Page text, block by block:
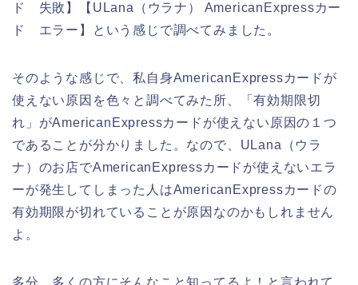
ド 失敗】【ULana（ウラナ） AmericanExpressカー
ド エラー】という感じで調べてみました。
そのような感じで、私自身AmericanExpressカードが
使えない原因を色々と調べてみた所、「有効期限切
れ」がAmericanExpressカードが使えない原因の１つ
であることが分かりました。なので、ULana（ウラ
ナ）のお店でAmericanExpressカードが使えないエラ
ーが発生してしまった人はAmericanExpressカードの
有効期限が切れていることが原因なのかもしれません
よ。